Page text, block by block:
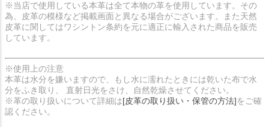
※当店で使用している本革は全て本物の革を使用しています。その
為、皮革の模様など掲載画面と異なる場合がございます。また天然
皮革に関してはワシントン条約を元に適正に輸入された商品を販売
しています。
※使用上の注意
本革は水分を嫌いますので、もし水に濡れたときには乾いた布で水
分をふき取り、 直射日光をさけ、自然乾燥させてください。
※革の取り扱いについて詳細は[皮革の取り扱い・保管の方法]をご確
認ください。